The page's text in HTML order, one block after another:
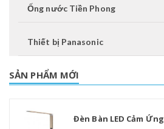
Ống nước Tiền Phong
Thiết bị Panasonic
SẢN PHẨM MỚI
Đèn Bàn LED Cảm Ứng